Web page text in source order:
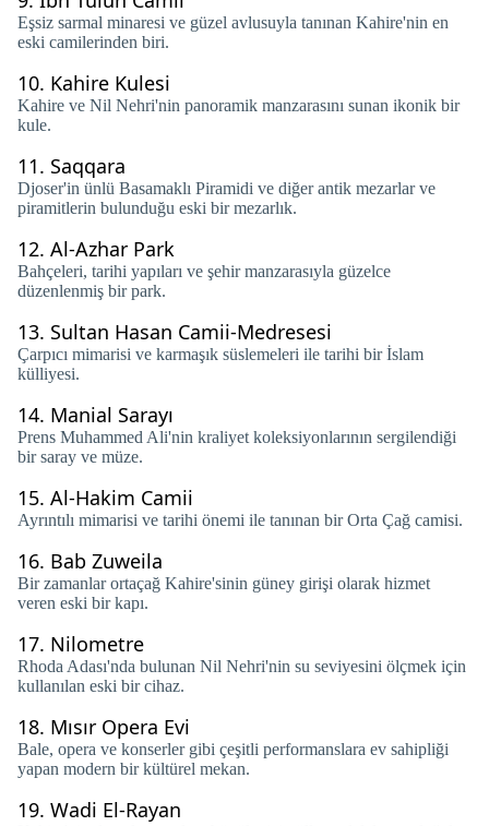
Eşsiz sarmal minaresi ve güzel avlusuyla tanınan Kahire'nin en
eski camilerinden biri.
10. Kahire Kulesi
Kahire ve Nil Nehri'nin panoramik manzarasını sunan ikonik bir
kule.
11. Saqqara
Djoser'in ünlü Basamaklı Piramidi ve diğer antik mezarlar ve
piramitlerin bulunduğu eski bir mezarlık.
12. Al-Azhar Park
Bahçeleri, tarihi yapıları ve şehir manzarasıyla güzelce
düzenlenmiş bir park.
13. Sultan Hasan Camii-Medresesi
Çarpıcı mimarisi ve karmaşık süslemeleri ile tarihi bir İslam
külliyesi.
14. Manial Sarayı
Prens Muhammed Ali'nin kraliyet koleksiyonlarının sergilendiği
bir saray ve müze.
15. Al-Hakim Camii
Ayrıntılı mimarisi ve tarihi önemi ile tanınan bir Orta Çağ camisi.
16. Bab Zuweila
Bir zamanlar ortaçağ Kahire'sinin güney girişi olarak hizmet
veren eski bir kapı.
17. Nilometre
Rhoda Adası'nda bulunan Nil Nehri'nin su seviyesini ölçmek için
kullanılan eski bir cihaz.
18. Mısır Opera Evi
Bale, opera ve konserler gibi çeşitli performanslara ev sahipliği
yapan modern bir kültürel mekan.
19. Wadi El-Rayan